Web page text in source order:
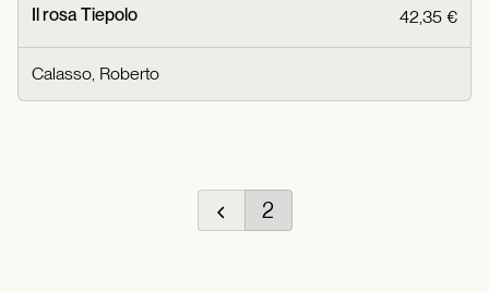
Il rosa Tiepolo 42,35 €
Calasso, Roberto
2